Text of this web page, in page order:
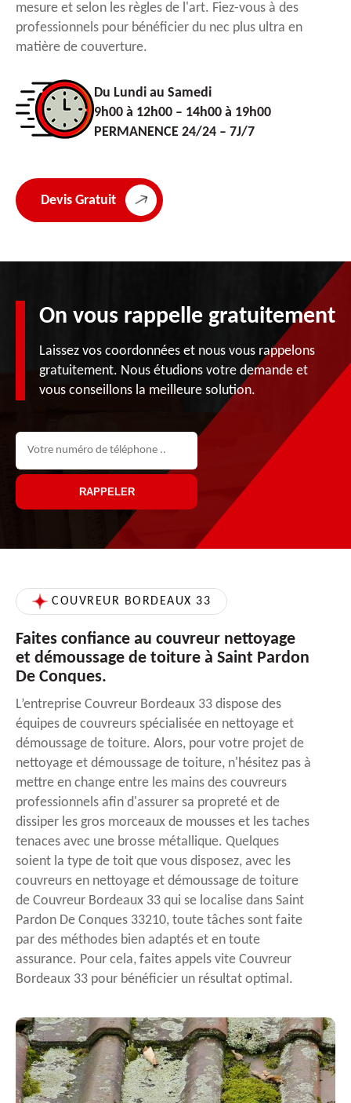
mesure et selon les règles de l'art. Fiez-vous à des
professionnels pour bénéficier du nec plus ultra en
matière de couverture.
Du Lundi au Samedi
9h00 à 12h00 – 14h00 à 19h00
PERMANENCE 24/24 – 7J/7
Devis Gratuit
On vous rappelle gratuitement
Laissez vos coordonnées et nous vous rappelons
gratuitement. Nous étudions votre demande et
vous conseillons la meilleure solution.
COUVREUR BORDEAUX 33
Faites confiance au couvreur nettoyage
et démoussage de toiture à Saint Pardon
De Conques.
L’entreprise Couvreur Bordeaux 33 dispose des
équipes de couvreurs spécialisée en nettoyage et
démoussage de toiture. Alors, pour votre projet de
nettoyage et démoussage de toiture, n'hésitez pas à
mettre en change entre les mains des couvreurs
professionnels afin d'assurer sa propreté et de
dissiper les gros morceaux de mousses et les taches
tenaces avec une brosse métallique. Quelques
soient la type de toit que vous disposez, avec les
couvreurs en nettoyage et démoussage de toiture
de Couvreur Bordeaux 33 qui se localise dans Saint
Pardon De Conques 33210, toute tâches sont faite
par des méthodes bien adaptés et en toute
assurance. Pour cela, faites appels vite Couvreur
Bordeaux 33 pour bénéficier un résultat optimal.